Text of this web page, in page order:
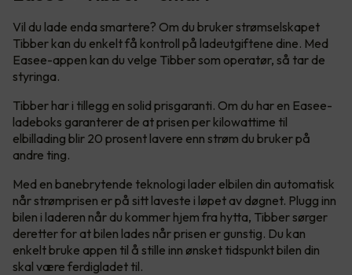
Vil du lade enda smartere? Om du bruker strømselskapet
Tibber kan du enkelt få kontroll på ladeutgiftene dine. Med
Easee-appen kan du velge Tibber som operatør, så tar de
styringa.
Tibber har i tillegg en solid prisgaranti. Om du har en Easee-
ladeboks garanterer de at prisen per kilowattime til
elbillading blir 20 prosent lavere enn strøm du bruker på
andre ting.
Med en banebrytende teknologi lader elbilen din automatisk
når strømprisen er på sitt laveste i løpet av døgnet. Plugg inn
bilen i laderen når du kommer hjem fra hytta, Tibber sørger
deretter for at bilen lades når prisen er gunstig. Du kan
enkelt bruke appen til å stille inn ønsket tidspunkt bilen din
skal være ferdigladet til.